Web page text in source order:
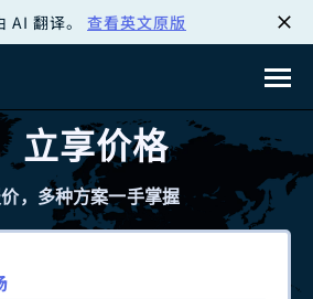
AI 翻译。 查看英文原版
立享价格
，多种方案一手掌握